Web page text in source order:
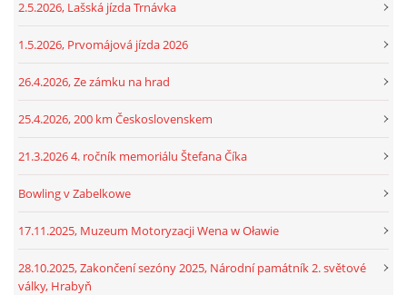
2.5.2026, Lašská jízda Trnávka
1.5.2026, Prvomájová jízda 2026
26.4.2026, Ze zámku na hrad
25.4.2026, 200 km Československem
21.3.2026 4. ročník memoriálu Štefana Číka
Bowling v Zabelkowe
17.11.2025, Muzeum Motoryzacji Wena w Oławie
28.10.2025, Zakončení sezóny 2025, Národní památník 2. světové
války, Hrabyň